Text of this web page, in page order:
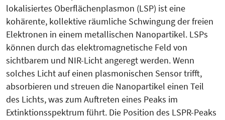
lokalisiertes Oberflächenplasmon (LSP) ist eine
kohärente, kollektive räumliche Schwingung der freien
Elektronen in einem metallischen Nanopartikel. LSPs
können durch das elektromagnetische Feld von
sichtbarem und NIR-Licht angeregt werden. Wenn
solches Licht auf einen plasmonischen Sensor trifft,
absorbieren und streuen die Nanopartikel einen Teil
des Lichts, was zum Auftreten eines Peaks im
Extinktionsspektrum führt. Die Position des LSPR-Peaks